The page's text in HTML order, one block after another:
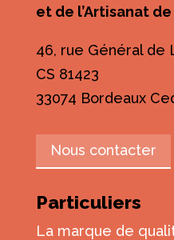
et de l’Artisanat
46, rue Général de
CS 81423
33074 Bordeaux
Nous contacter
Particuliers
La marque de